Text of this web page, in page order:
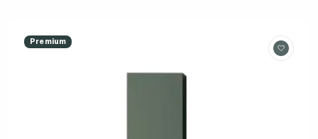
Premium